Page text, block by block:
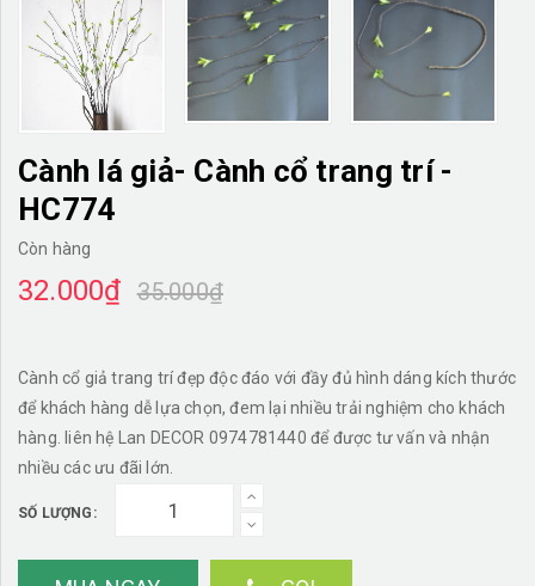
Cành lá giả- Cành cổ trang trí -
HC774
Còn hàng
32.000₫ 35.000₫
Cành cổ giả trang trí đẹp độc đáo với đầy đủ hình dáng kích thước
để khách hàng dễ lựa chọn, đem lại nhiều trải nghiệm cho khách
hàng. liên hệ Lan DECOR 0974781440 để được tư vấn và nhận
nhiều các ưu đãi lớn.
SỐ LƯỢNG: